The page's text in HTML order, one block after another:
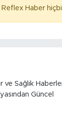
Reflex Haber
Sağlık
Güncel